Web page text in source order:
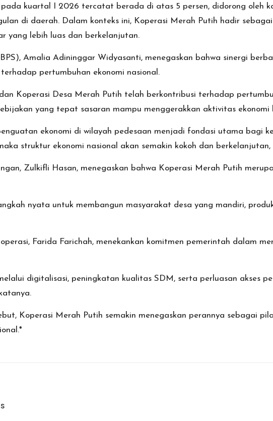
pada kuartal I 2026 tercatat berada di atas 5 persen, didorong oleh
di daerah. Dalam konteks ini, Koperasi Merah Putih hadir
yang lebih luas dan berkelanjutan.
Amalia Adininggar Widyasanti, menegaskan bahwa sinergi
pertumbuhan ekonomi nasional.
Koperasi Desa Merah Putih telah berkontribusi terhadap
yang tepat sasaran mampu menggerakkan aktivitas ekonomi
ekonomi di wilayah pedesaan menjadi fondasi utama bagi
struktur ekonomi nasional akan semakin kokoh dan berkelanjutan,
Zulkifli Hasan, menegaskan bahwa Koperasi Merah Putih
nyata untuk membangun masyarakat desa yang mandiri,
Farida Farichah, menekankan komitmen pemerintah dalam
digitalisasi, peningkatan kualitas SDM, serta perluasan akses
Koperasi Merah Putih semakin menegaskan perannya sebagai